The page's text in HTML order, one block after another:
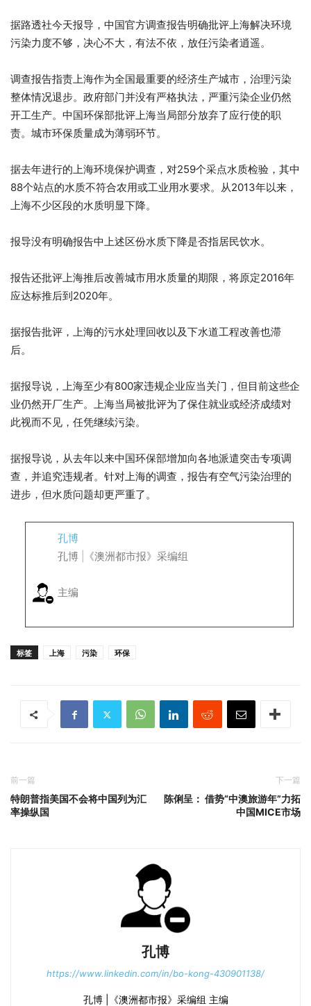
据路透社今天报导，中国官方调查报告明确批评上海解决环境
污染力度不够，决心不大，有法不依，放任污染者逍遥。
调查报告指责上海作为全国最重要的经济生产城市，治理污染
整体情况退步。政府部门并没有严格执法，严重污染企业仍然
开工生产。中国环保部批评上海当局部分放弃了应行使的职
责。城市环保质量成为薄弱环节。
据去年进行的上海环境保护调查，对259个采点水质检验，其中
88个站点的水质不符合农用或工业用水要求。从2013年以来，
上海不少区段的水质明显下降。
报导没有明确报告中上述区份水质下降是否指居民饮水。
报告还批评上海推后改善城市用水质量的期限，将原定2016年
应达标推后到2020年。
据报告批评，上海的污水处理回收以及下水道工程改善也滞
后。
据报导说，上海至少有800家违规企业应当关门，但目前这些企
业仍然开厂生产。上海当局被批评为了保住就业或经济成绩对
此视而不见，任凭继续污染。
据报导说，从去年以来中国环保部增加向各地派遣突击专项调
查，并追究违规者。针对上海的调查，报告有空气污染治理的
进步，但水质问题却更严重了。
孔博
孔博 |《澳洲都市报》采编组
主编
标签 上海 污染 环保
前一篇
特朗普指美国不会将中国列为汇
率操纵国
下一篇
陈俐呈： 借势“中澳旅游年”力拓
中国MICE市场
孔博
https://www.linkedin.com/in/bo-kong-430901138/
孔博 |《澳洲都市报》采编组 主编